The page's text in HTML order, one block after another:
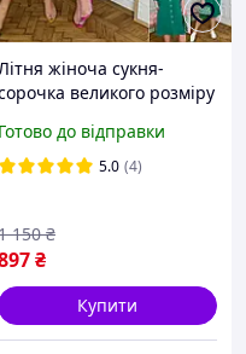
жіноча сукня-
великого розміру
гудзиках плаття-сорочка з
жатки 48-64
Готово до відправки
5.0 (4)
₴
150 ₴
Купити